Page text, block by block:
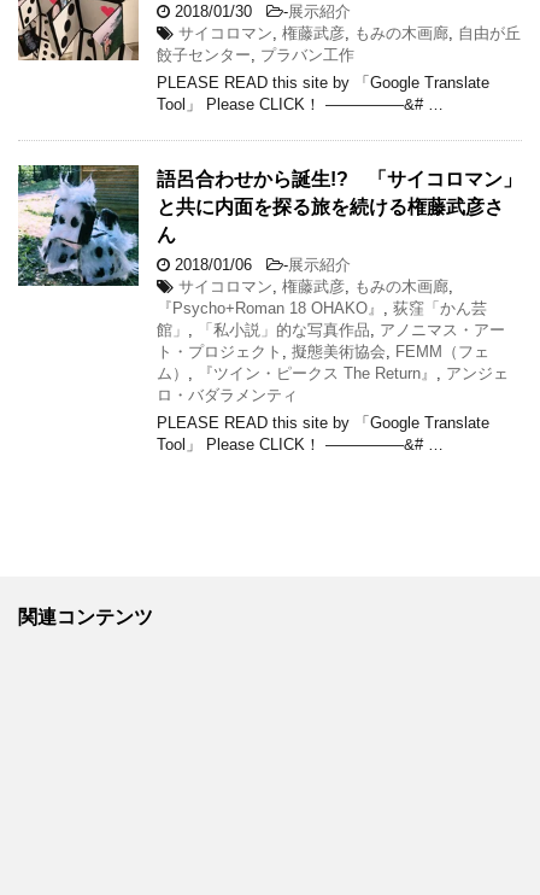
2018/01/30 -展示紹介
サイコロマン 権藤武彦 もみの木画廊 自由が丘
餃子センター
プラバン工作
PLEASE READ this site by 「Google Translate
Tool」 Please CLICK！ —————&# …
語呂合わせから誕生!? 「サイコロマン」
と共に内面を探る旅を続ける権藤武彦さ
ん
2018/01/06 -展示紹介
サイコロマン 権藤武彦 もみの木画廊
『Psycho+Roman 18 OHAKO』
荻窪「かん芸
館」
「私小説」的な写真作品
アノニマス・アー
ト・プロジェクト
擬態美術協会
FEMM（フェ
ム）
『ツイン・ピークス The Return』
アンジェ
ロ・バダラメンティ
PLEASE READ this site by 「Google Translate
Tool」 Please CLICK！ —————&# …
関連コンテンツ